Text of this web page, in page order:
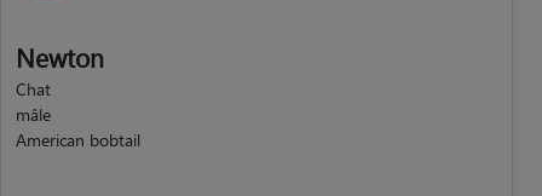
Newton
Chat
mâle
American bobtail